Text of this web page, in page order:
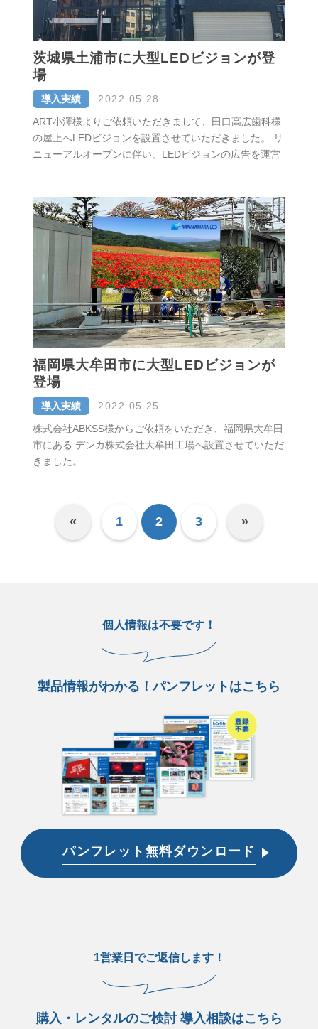
茨城県土浦市に大型LEDビジョンが登
場
導入実績
2022.05.28
ART小澤様よりご依頼いただきまして、田口高広歯科様
の屋上へLEDビジョンを設置させていただきました。 リ
ニューアルオープンに伴い、LEDビジョンの広告を運営
福岡県大牟田市に大型LEDビジョンが
登場
導入実績
2022.05.25
株式会社ABKSS様からご依頼をいただき、福岡県大牟田
市にある デンカ株式会社大牟田工場へ設置させていただ
きました。
« 1 2 3 »
個人情報は不要です！
製品情報がわかる！パンフレットはこちら
パンフレット無料ダウンロード
1営業日でご返信します！
購入・レンタルのご検討 導入相談はこちら